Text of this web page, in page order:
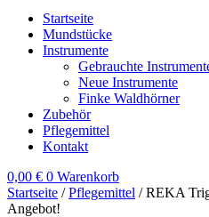
Startseite
Mundstücke
Instrumente
Gebrauchte
Neue Instrumente
Finke Waldhörner
Zubehör
Pflegemittel
Kontakt
0,00 € 0 Warenkorb
Startseite /Pflegemittel / REKA
Angebot!